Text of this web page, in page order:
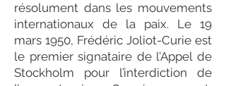
résolument dans les mouvements
internationaux de la paix. Le 19
mars 1950, Frédéric Joliot-Curie est
le premier signataire de l’Appel de
Stockholm pour l’interdiction de